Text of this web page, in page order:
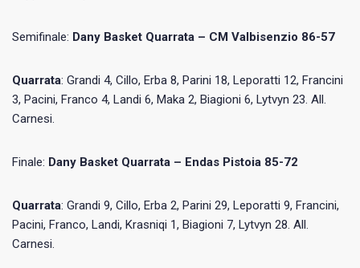
Semifinale: Dany Basket Quarrata – CM Valbisenzio 86-57
Quarrata: Grandi 4, Cillo, Erba 8, Parini 18, Leporatti 12, Francini
3, Pacini, Franco 4, Landi 6, Maka 2, Biagioni 6, Lytvyn 23. All.
Carnesi.
Finale: Dany Basket Quarrata – Endas Pistoia 85-72
Quarrata: Grandi 9, Cillo, Erba 2, Parini 29, Leporatti 9, Francini,
Pacini, Franco, Landi, Krasniqi 1, Biagioni 7, Lytvyn 28. All.
Carnesi.